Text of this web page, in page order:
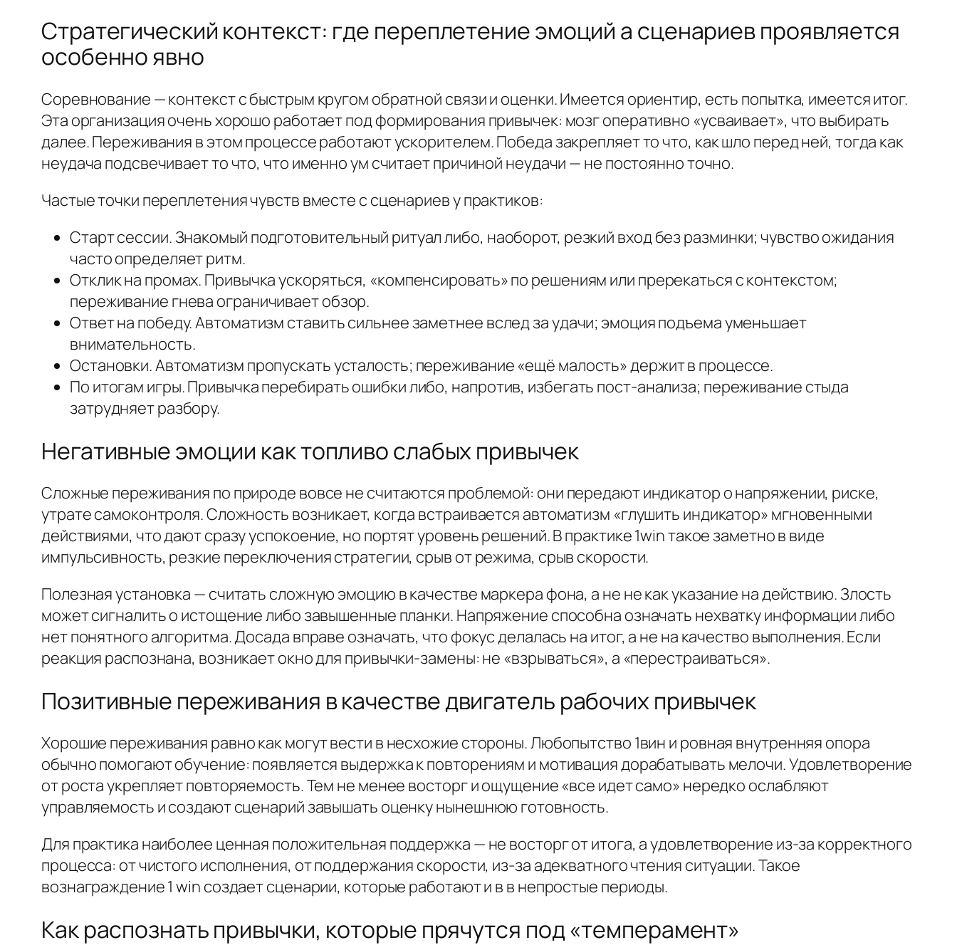
Стратегический контекст: где переплетение эмоций а сценариев проявляется
особенно явно
Соревнование — контекст с быстрым кругом обратной связи и оценки. Имеется ориентир, есть попытка, имеется итог.
Эта организация очень хорошо работает под формирования привычек: мозг оперативно «усваивает», что выбирать
далее. Переживания в этом процессе работают ускорителем. Победа закрепляет то что, как шло перед ней, тогда как
неудача подсвечивает то что, что именно ум считает причиной неудачи — не постоянно точно.
Частые точки переплетения чувств вместе с сценариев у практиков:
Старт сессии. Знакомый подготовительный ритуал либо, наоборот, резкий вход без разминки; чувство ожидания
часто определяет ритм.
Отклик на промах. Привычка ускоряться, «компенсировать» по решениям или пререкаться с контекстом;
переживание гнева ограничивает обзор.
Ответ на победу. Автоматизм ставить сильнее заметнее вслед за удачи; эмоция подъема уменьшает
внимательность.
Остановки. Автоматизм пропускать усталость; переживание «ещё малость» держит в процессе.
По итогам игры. Привычка перебирать ошибки либо, напротив, избегать пост-анализа; переживание стыда
затрудняет разбору.
Негативные эмоции как топливо слабых привычек
Сложные переживания по природе вовсе не считаются проблемой: они передают индикатор о напряжении, риске,
утрате самоконтроля. Сложность возникает, когда встраивается автоматизм «глушить индикатор» мгновенными
действиями, что дают сразу успокоение, но портят уровень решений. В практике 1win такое заметно в виде
импульсивность, резкие переключения стратегии, срыв от режима, срыв скорости.
Полезная установка — считать сложную эмоцию в качестве маркера фона, а не не как указание на действию. Злость
может сигналить о истощение либо завышенные планки. Напряжение способна означать нехватку информации либо
нет понятного алгоритма. Досада вправе означать, что фокус делалась на итог, а не на качество выполнения. Если
реакция распознана, возникает окно для привычки-замены: не «взрываться», а «перестраиваться».
Позитивные переживания в качестве двигатель рабочих привычек
Хорошие переживания равно как могут вести в несхожие стороны. Любопытство 1вин и ровная внутренняя опора
обычно помогают обучение: появляется выдержка к повторениям и мотивация дорабатывать мелочи. Удовлетворение
от роста укрепляет повторяемость. Тем не менее восторг и ощущение «все идет само» нередко ослабляют
управляемость и создают сценарий завышать оценку нынешнюю готовность.
Для практика наиболее ценная положительная поддержка — не восторг от итога, а удовлетворение из-за корректного
процесса: от чистого исполнения, от поддержания скорости, из-за адекватного чтения ситуации. Такое
вознаграждение 1 win создает сценарии, которые работают и в в непростые периоды.
Как распознать привычки, которые прячутся под «темперамент»